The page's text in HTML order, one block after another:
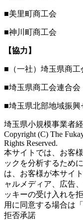
■美里町商工会
■神川町商工会
【協力】
■（一社）埼玉県商工
■埼玉県商工会連合会
■埼玉県北部地域振興
埼玉県小規模事業者
Copyright (C) The
Rights Reserved.
Aileron Theme by
本サイトでは、お客
ックを分析するため
は、お客様が本サイ
ャルメディア、広告
ッキーの受け入れを
用に同意する場合は
拒否承諾